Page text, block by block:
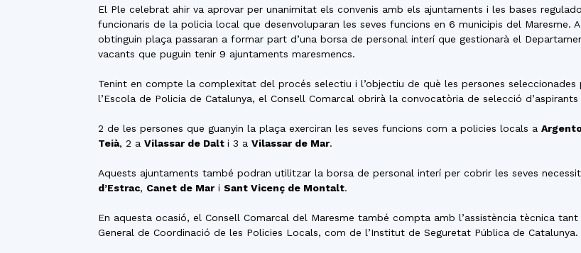
Maresme
El Ple celebrat ahir va aprovar per unanimitat els convenis amb els ajuntaments i les bases
funcionaris de la policia local que desenvoluparan les seves funcions en 6 municipis del Maresme.
obtinguin plaça passaran a formar part d’una borsa de personal interí que gestionarà el
vacants que puguin tenir 9 ajuntaments maresmencs.
Tenint en compte la complexitat del procés selectiu i l’objectiu de què les persones
l’Escola de Policia de Catalunya, el Consell Comarcal obrirà la convocatòria de selecció
2 de les persones que guanyin la plaça exerciran les seves funcions com a policies locals a
Teià, 2 a Vilassar de Dalt i 3 a Vilassar de Mar.
Aquests ajuntaments també podran utilitzar la borsa de personal interí per cobrir les seves
d’Estrac, Canet de Mar i Sant Vicenç de Montalt.
En aquesta ocasió, el Consell Comarcal del Maresme també compta amb l’assistència tècnica
General de Coordinació de les Policies Locals, com de l’Institut de Seguretat Pública de Catalunya.